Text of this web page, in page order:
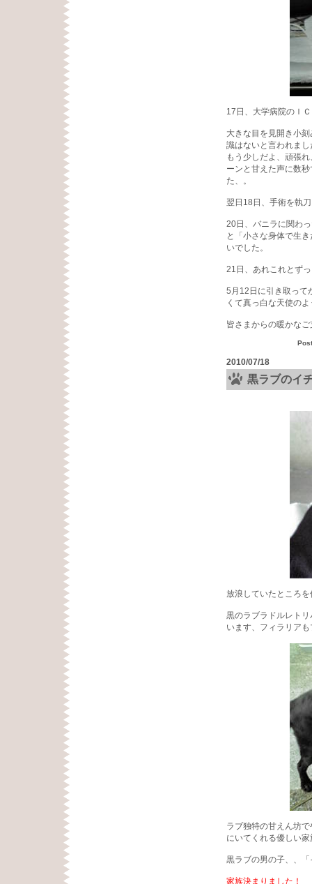
17日、大学病院のＩ
大きな目を見開き小
識はないと言われま
もう少しだよ、頑張
ーンと甘えた声に数
た、。
翌日18日、手術を執
20日、バニラに関わ
と「小さな身体で生
いでした。
21日、あれこれとず
5月12日に引き取って
くて真っ白な天使の
皆さまからの暖かな
2010/07/18
黒ラブのイ
放浪していたところ
黒のラブラドルレト
います、フィラリア
ラブ独特の甘えん坊
にいてくれる優しい
黒ラブの男の子、、
家族決まりました！